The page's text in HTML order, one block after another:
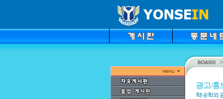
광고/홍
학내/학외